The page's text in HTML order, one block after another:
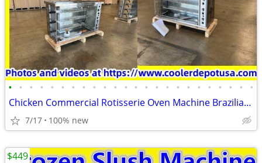
• • • • • • • • • • • • • • • • • • • • • • • •
Chicken Commercial Rotisserie Oven Machine Brazilian Flame rotisserie
7/17 100% new
$449